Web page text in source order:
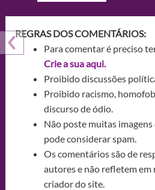
REGRAS DOS COMENTÁRIOS:
Para comentar é preciso
Crie a sua aqui.
Proibido discussões
Proibido racismo,
discurso de ódio.
Não poste muitas
pode considerar spam.
Os comentários são de
autores e não refletem em
criador do site.